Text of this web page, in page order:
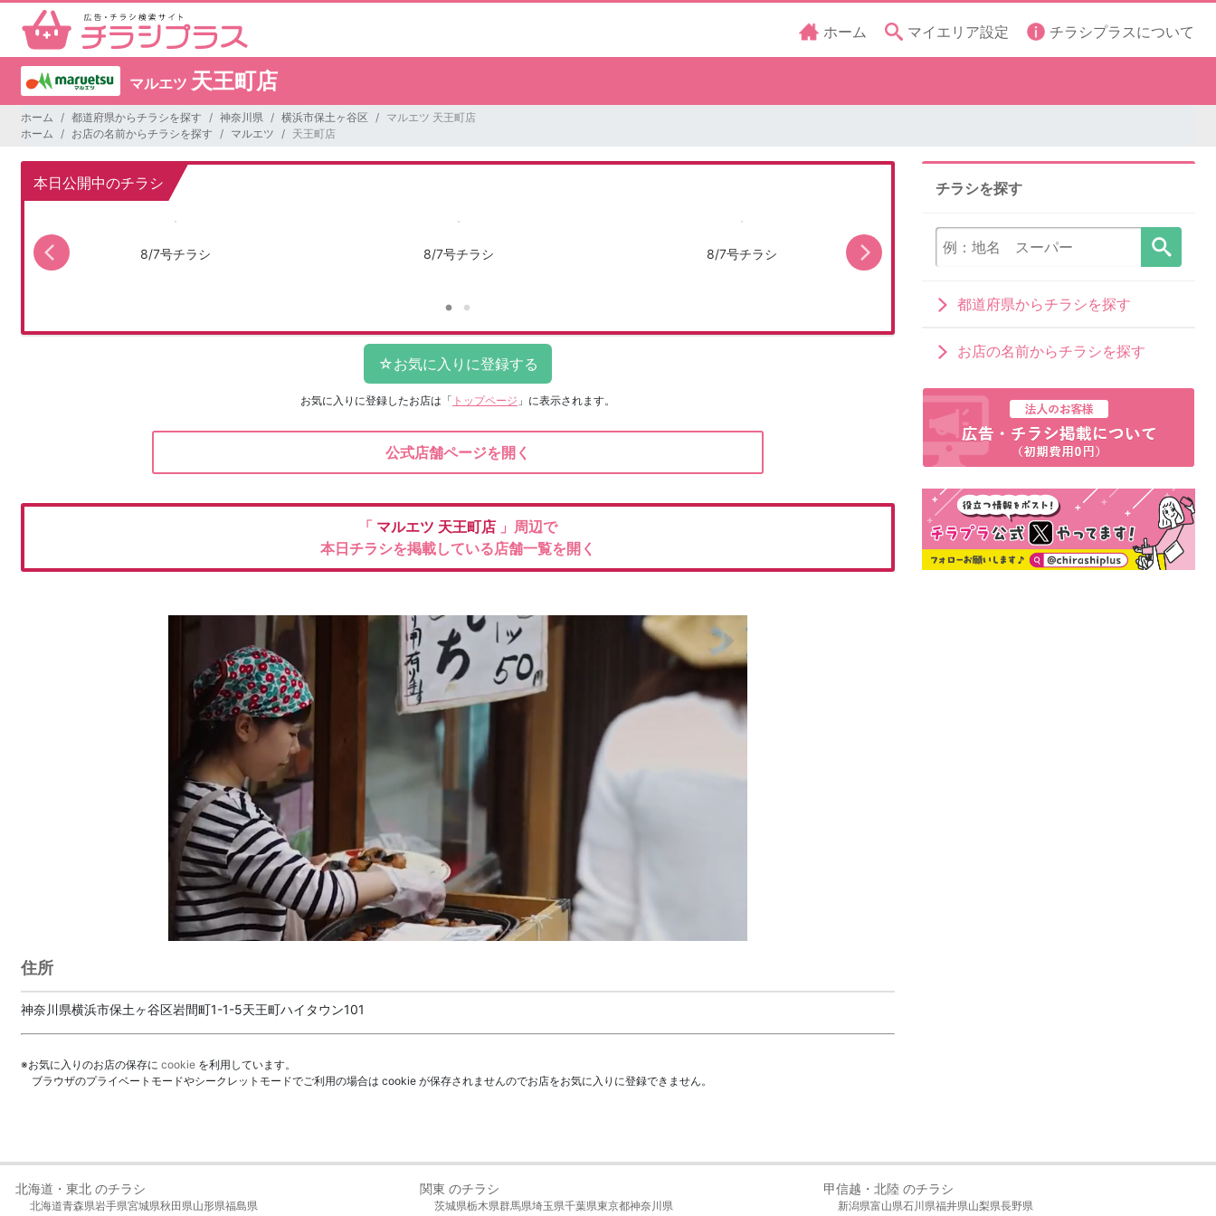
ホーム マイエリア設定 チラシプラスについて
マルエツ 天王町店
ホーム 都道府県からチラシを探す 神奈川県 横浜市保土ヶ谷区
マルエツ 天王町店
ホーム
お店の名前からチラシを探す マルエツ 天王町店
本日公開中のチラシ
8/7号チラシ 8/7号チラシ 8/7号チラシ
マルエツのネットスーパー オンラインデリバリ
お気に入りに登録したお店は 「 トップページ 」に表示されます。
公式店舗ページを開く
「 マルエツ 天王町店 」周辺で
本日チラシを掲載している店舗一覧を開く
住所
神奈川県横浜市保土ヶ谷区岩間町1-1-5天王町ハイタウン101
※お気に入りのお店の保存に cookie を利用しています。
ブラウザのプライベートモードやシークレットモードでご利用の場合は cookie が保存されませんのでお店をお気に入りに登録できません。
チラシを探す
都道府県からチラシを探す
お店の名前からチラシを探す
北海道・東北 のチラシ
北海道青森県岩手県宮城県秋田県山形県福島県
関東 のチラシ
茨城県栃木県群馬県埼玉県千葉県東京都神奈川県
甲信越・北陸 のチラシ
新潟県富山県石川県福井県山梨県長野県